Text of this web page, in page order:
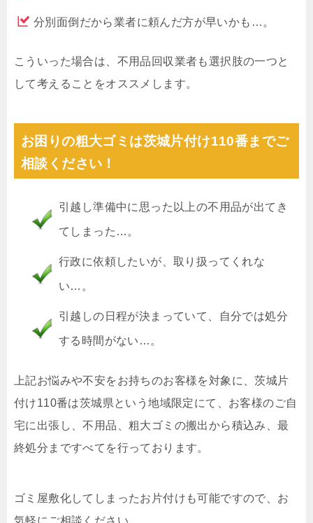
分別面倒だから業者に頼んだ方が早いかも…。
こういった場合は、不用品回収業者も選択肢の一つと
して考えることをオススメします。
お困りの粗大ゴミは茨城片付け110番までご
相談ください！
引越し準備中に思った以上の不用品が出てき
てしまった…。
行政に依頼したいが、取り扱ってくれな
い…。
引越しの日程が決まっていて、自分では処分
する時間がない…。
上記お悩みや不安をお持ちのお客様を対象に、茨城片
付け110番は茨城県という地域限定にて、お客様のご自
宅に出張し、不用品、粗大ゴミの搬出から積込み、最
終処分まですべてを行っております。
ゴミ屋敷化してしまったお片付けも可能ですので、お